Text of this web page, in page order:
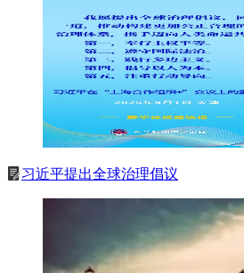
习近平提出全球治理倡议